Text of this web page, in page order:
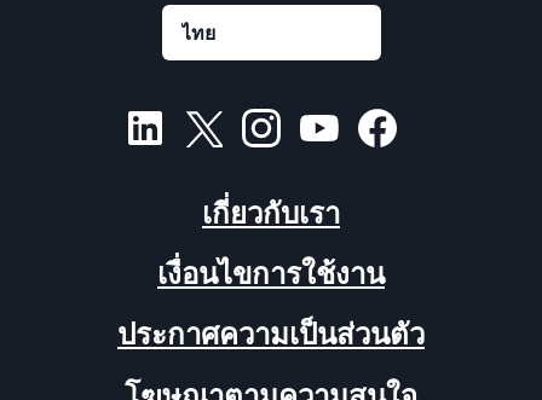
เกี่ยวกับเรา
เงื่อนไขการใช้งาน
ประกาศความเป็นส่วนตัว